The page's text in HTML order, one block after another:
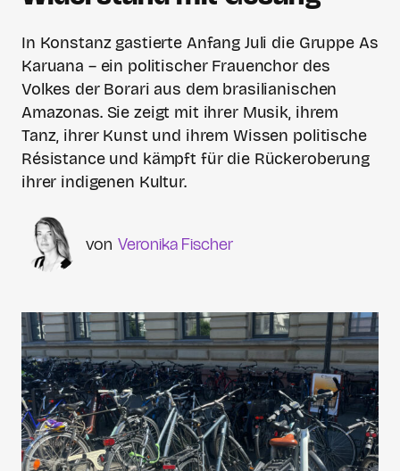
In Konstanz gastierte Anfang Juli die Gruppe As
Karuana – ein politischer Frauenchor des
Volkes der Borari aus dem brasilianischen
Amazonas. Sie zeigt mit ihrer Musik, ihrem
Tanz, ihrer Kunst und ihrem Wissen politische
Résistance und kämpft für die Rückeroberung
ihrer indigenen Kultur.
Veronika Fischer